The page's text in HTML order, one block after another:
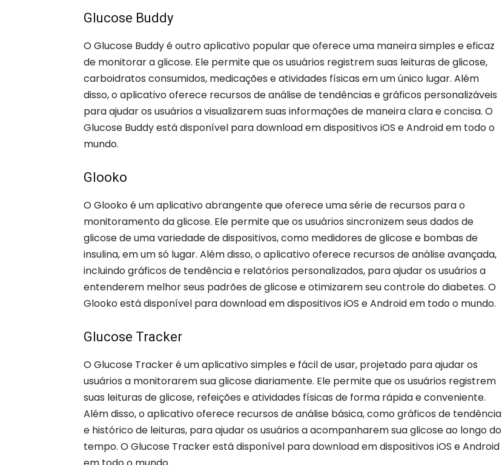
Glucose Buddy
O Glucose Buddy é outro aplicativo popular que oferece uma maneira simples e eficaz
de monitorar a glicose. Ele permite que os usuários registrem suas leituras de glicose,
carboidratos consumidos, medicações e atividades físicas em um único lugar. Além
disso, o aplicativo oferece recursos de análise de tendências e gráficos personalizáveis
para ajudar os usuários a visualizarem suas informações de maneira clara e concisa. O
Glucose Buddy está disponível para download em dispositivos iOS e Android em todo o
mundo.
Glooko
O Glooko é um aplicativo abrangente que oferece uma série de recursos para o
monitoramento da glicose. Ele permite que os usuários sincronizem seus dados de
glicose de uma variedade de dispositivos, como medidores de glicose e bombas de
insulina, em um só lugar. Além disso, o aplicativo oferece recursos de análise avançada,
incluindo gráficos de tendência e relatórios personalizados, para ajudar os usuários a
entenderem melhor seus padrões de glicose e otimizarem seu controle do diabetes. O
Glooko está disponível para download em dispositivos iOS e Android em todo o mundo.
Glucose Tracker
O Glucose Tracker é um aplicativo simples e fácil de usar, projetado para ajudar os
usuários a monitorarem sua glicose diariamente. Ele permite que os usuários registrem
suas leituras de glicose, refeições e atividades físicas de forma rápida e conveniente.
Além disso, o aplicativo oferece recursos de análise básica, como gráficos de tendência
e histórico de leituras, para ajudar os usuários a acompanharem sua glicose ao longo do
tempo. O Glucose Tracker está disponível para download em dispositivos iOS e Android